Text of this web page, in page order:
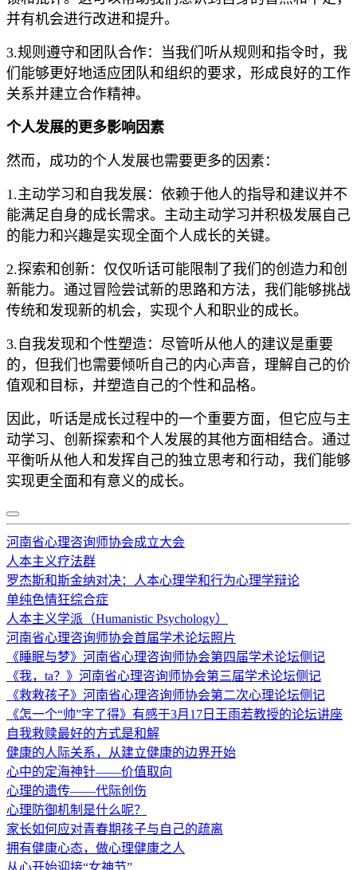
并有机会进行改进和提升。
3.规则遵守和团队合作：当我们听从规则和指令时，我
们能够更好地适应团队和组织的要求，形成良好的工作
关系并建立合作精神。
个人发展的更多影响因素
然而，成功的个人发展也需要更多的因素：
1.主动学习和自我发展：依赖于他人的指导和建议并不
能满足自身的成长需求。主动主动学习并积极发展自己
的能力和兴趣是实现全面个人成长的关键。
2.探索和创新：仅仅听话可能限制了我们的创造力和创
新能力。通过冒险尝试新的思路和方法，我们能够挑战
传统和发现新的机会，实现个人和职业的成长。
3.自我发现和个性塑造：尽管听从他人的建议是重要
的，但我们也需要倾听自己的内心声音，理解自己的价
值观和目标，并塑造自己的个性和品格。
因此，听话是成长过程中的一个重要方面，但它应与主
动学习、创新探索和个人发展的其他方面相结合。通过
平衡听从他人和发挥自己的独立思考和行动，我们能够
实现更全面和有意义的成长。
河南省心理咨询师协会成立大会
人本主义疗法群
罗杰斯和斯金纳对决：人本心理学和行为心理学辩论
单纯色情狂综合症
人本主义学派（Humanistic Psychology）
河南省心理咨询师协会首届学术论坛照片
《睡眠与梦》河南省心理咨询师协会第四届学术论坛侧记
《我，ta？》河南省心理咨询师协会第三届学术论坛侧记
《救救孩子》河南省心理咨询师协会第二次心理论坛侧记
《怎一个“帅”字了得》有感于3月17日王雨若教授的论坛讲座
自我救赎最好的方式是和解
健康的人际关系，从建立健康的边界开始
心中的定海神针——价值取向
心理的遗传——代际创伤
心理防御机制是什么呢？
家长如何应对青春期孩子与自己的疏离
拥有健康心态，做心理健康之人
从心开始迎接“女神节”